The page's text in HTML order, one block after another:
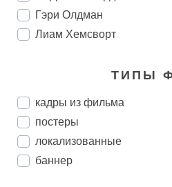
Гэри Олдман
Лиам Хемсворт
ТИПЫ
кадры из фильма
постеры
локализованные
баннер